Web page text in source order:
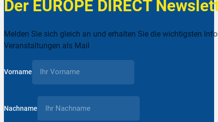
Der EUROPE DIRECT
Melden Sie sich gleich an und erhalten Sie die wichtigsten
Veranstaltungen als Mail
Vorname
Nachname